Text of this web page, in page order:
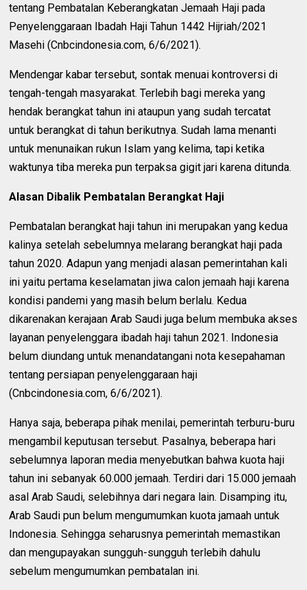
tentang Pembatalan Keberangkatan Jemaah Haji pada
Penyelenggaraan Ibadah Haji Tahun 1442 Hijriah/2021
Masehi (Cnbcindonesia.com, 6/6/2021).
Mendengar kabar tersebut, sontak menuai kontroversi di
tengah-tengah masyarakat. Terlebih bagi mereka yang
hendak berangkat tahun ini ataupun yang sudah tercatat
untuk berangkat di tahun berikutnya. Sudah lama menanti
untuk menunaikan rukun Islam yang kelima, tapi ketika
waktunya tiba mereka pun terpaksa gigit jari karena ditunda.
Alasan Dibalik Pembatalan Berangkat Haji
Pembatalan berangkat haji tahun ini merupakan yang kedua
kalinya setelah sebelumnya melarang berangkat haji pada
tahun 2020. Adapun yang menjadi alasan pemerintahan kali
ini yaitu pertama keselamatan jiwa calon jemaah haji karena
kondisi pandemi yang masih belum berlalu. Kedua
dikarenakan kerajaan Arab Saudi juga belum membuka akses
layanan penyelenggara ibadah haji tahun 2021. Indonesia
belum diundang untuk menandatangani nota kesepahaman
tentang persiapan penyelenggaraan haji
(Cnbcindonesia.com, 6/6/2021).
Hanya saja, beberapa pihak menilai, pemerintah terburu-buru
mengambil keputusan tersebut. Pasalnya, beberapa hari
sebelumnya laporan media menyebutkan bahwa kuota haji
tahun ini sebanyak 60.000 jemaah. Terdiri dari 15.000 jemaah
asal Arab Saudi, selebihnya dari negara lain. Disamping itu,
Arab Saudi pun belum mengumumkan kuota jamaah untuk
Indonesia. Sehingga seharusnya pemerintah memastikan
dan mengupayakan sungguh-sungguh terlebih dahulu
sebelum mengumumkan pembatalan ini.